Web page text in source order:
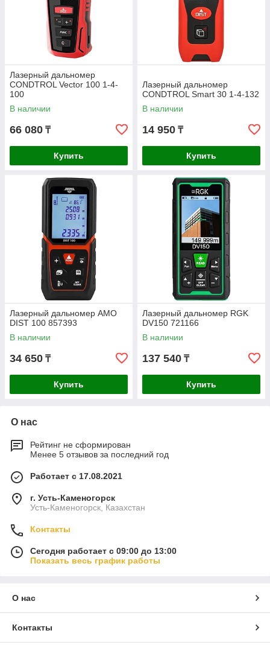
Лазерный дальномер
CONDTROL Vector 100 1-4-
100
В наличии
66 080 ₸
Купить
Лазерный дальномер
CONDTROL Smart 30 1-4-132
В наличии
14 950 ₸
Купить
Лазерный дальномер AMO
DIST 100 857393
В наличии
34 650 ₸
Купить
Лазерный дальномер RGK
DV150 721166
В наличии
137 540 ₸
Купить
О нас
Рейтинг не сформирован
Менее 5 отзывов за последний год
Работает с 17.08.2021
г. Усть-Каменогорск
Усть-Каменогорск, Казахстан
Контакты
Сегодня работает с 09:00 до 13:00
Показать весь график работы
О нас
Контакты